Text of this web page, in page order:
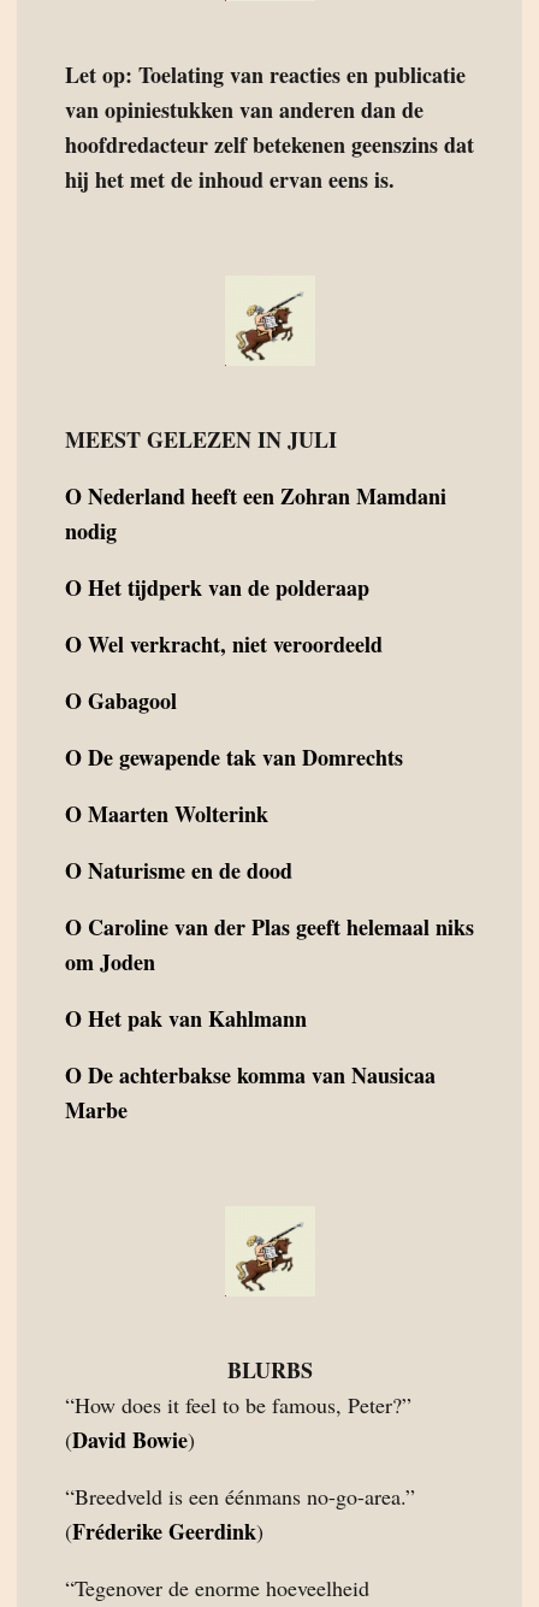
Let op: Toelating van reacties en publicatie
van opiniestukken van anderen dan de
hoofdredacteur zelf betekenen geenszins dat
hij het met de inhoud ervan eens is.
MEEST GELEZEN IN JULI
ONederland heeft een Zohran Mamdani
nodig
OHet tijdperk van de polderaap
OWel verkracht, niet veroordeeld
OGabagool
ODe gewapende tak van Domrechts
OMaarten Wolterink
ONaturisme en de dood
O Caroline van der Plas geeft helemaal niks
om Joden
OHet pak van Kahlmann
ODe achterbakse komma van Nausicaa
Marbe
BLURBS
“How does it feel to be famous, Peter?”
(David Bowie)
“Breedveld is een éénmans no-go-area.”
(Fréderike Geerdink)
“Tegenover de enorme hoeveelheid